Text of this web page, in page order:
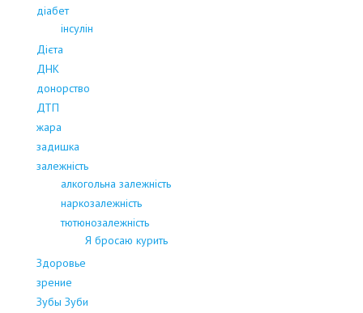
діабет
інсулін
Дієта
ДНК
донорство
ДТП
жара
задишка
залежність
алкогольна залежність
наркозалежність
тютюнозалежність
Я бросаю курить
Здоровье
зрение
Зубы Зуби